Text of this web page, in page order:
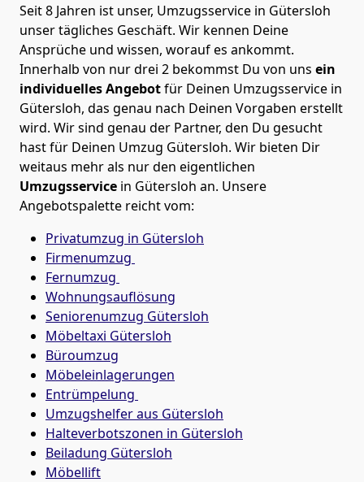
Seit 8 Jahren ist unser, Umzugsservice in Gütersloh
unser tägliches Geschäft. Wir kennen Deine
Ansprüche und wissen, worauf es ankommt.
Innerhalb von nur drei 2 bekommst Du von uns ein
individuelles Angebotfür Deinen Umzugsservice in
Gütersloh, das genau nach Deinen Vorgaben erstellt
wird. Wir sind genau der Partner, den Du gesucht
hast für Deinen Umzug Gütersloh. Wir bieten Dir
weitaus mehr als nur den eigentlichen
Umzugsservice in Gütersloh an. Unsere
Angebotspalette reicht vom:
Privatumzug in Gütersloh
Firmenumzug
Fernumzug
Wohnungsauflösung
Seniorenumzug Gütersloh
Möbeltaxi Gütersloh
Büroumzug
Möbeleinlagerungen
Entrümpelung
Umzugshelfer aus Gütersloh
Halteverbotszonen in Gütersloh
Beiladung Gütersloh
Möbellift